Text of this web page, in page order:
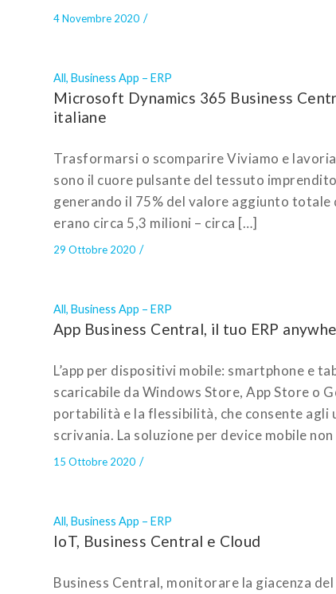
4 Novembre 2020 /
All, Business App – ERP
Microsoft Dynamics 365 Business
italiane
Trasformarsi o scomparire Viviamo e
sono il cuore pulsante del tessuto
generando il 75% del valore aggiunto
erano circa 5,3 milioni – circa […]
29 Ottobre 2020 /
All, Business App – ERP
App Business Central, il tuo ERP
L’app per dispositivi mobile: smartphone e
scaricabile da Windows Store, App Store o
portabilità e la flessibilità, che consente
scrivania. La soluzione per device mobile
15 Ottobre 2020 /
All, Business App – ERP
IoT, Business Central e Cloud
Business Central, monitorare la giacenza